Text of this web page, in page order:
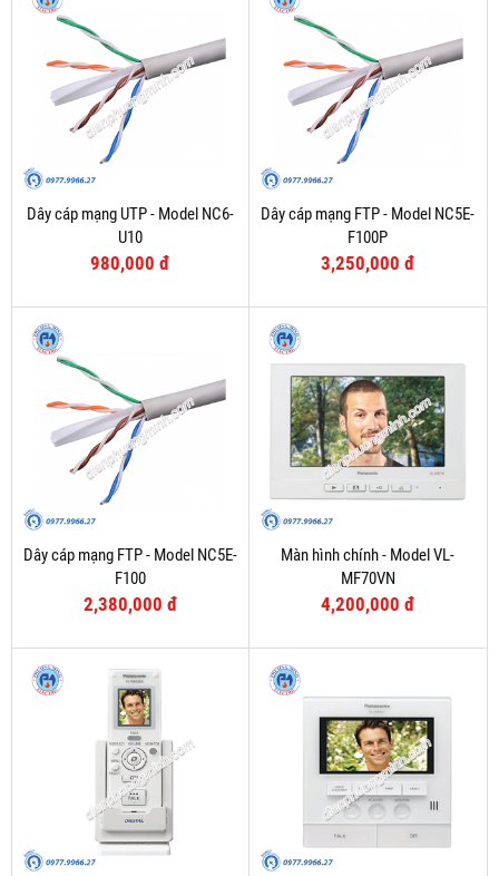
Dây cáp mạng UTP - Model NC6-
U10
980,000 đ
Dây cáp mạng FTP - Model NC5E-
F100P
3,250,000 đ
Dây cáp mạng FTP - Model NC5E-
F100
2,380,000 đ
Màn hình chính - Model VL-
MF70VN
4,200,000 đ